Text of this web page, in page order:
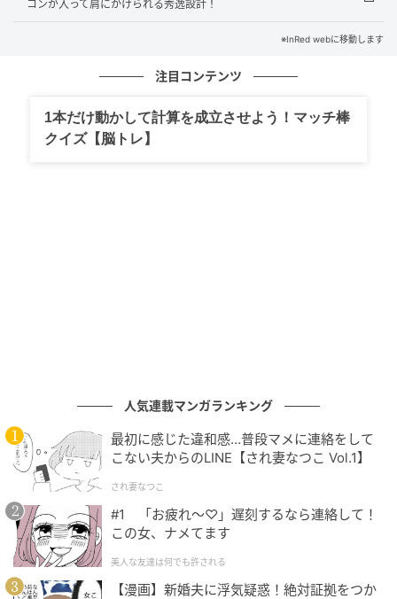
コンが入って肩にかけられる秀逸設計！
※InRed webに移動します
注目コンテンツ
1本だけ動かして計算を成立させよう！マッチ棒
クイズ【脳トレ】
人気連載マンガランキング
最初に感じた違和感…普段マメに連絡をして
こない夫からのLINE【され妻なつこ Vol.1】
され妻なつこ
#1 「お疲れ〜♡」遅刻するなら連絡して！
この女、ナメてます
美人な友達は何でも許される
【漫画】新婚夫に浮気疑惑！絶対証拠をつか